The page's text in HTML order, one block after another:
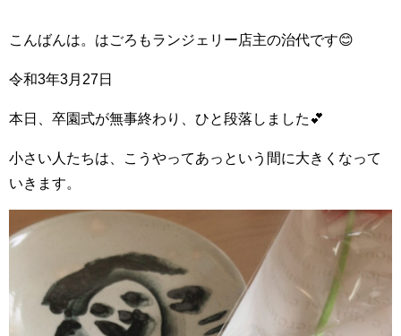
こんばんは。はごろもランジェリー店主の治代です😊
令和3年3月27日
本日、卒園式が無事終わり、ひと段落しました💕
小さい人たちは、こうやってあっという間に大きくなって
いきます。